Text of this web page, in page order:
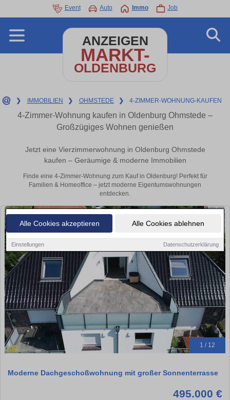
Alle Cookies akzeptieren Alle Cookies ablehnen
Einstellungen Datenschutzerklärung
Event Auto Immo Job
ANZEIGEN
MARKT-
OLDENBURG
❯ IMMOBILIEN ❯ OHMSTEDE ❯ 4-ZIMMER-WOHNUNG-KAUFEN
4-Zimmer-Wohnung kaufen in Oldenburg Ohmstede –
Großzügiges Wohnen genießen
Jetzt eine Vierzimmerwohnung in Oldenburg Ohmstede
kaufen – Geräumige & moderne Immobilien
Finde eine 4-Zimmer-Wohnung zum Kauf in Oldenburg! Perfekt für
Familien & Homeoffice – jetzt moderne Eigentumswohnungen
entdecken.
1 / 12
Moderne Dachgeschoßwohnung mit großer Sonnenterrasse
495.000 €